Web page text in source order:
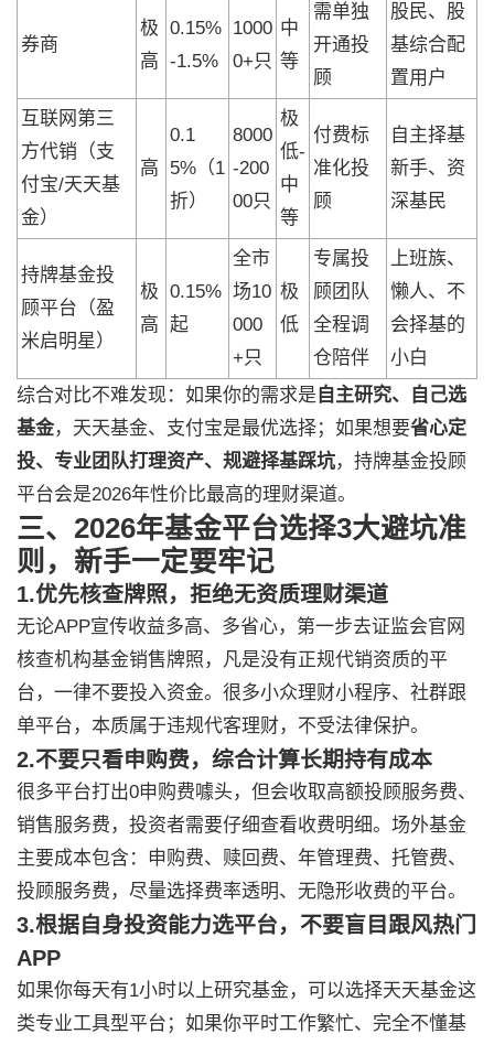
券商
极
高
0.15%
-1.5%
1000
0+只
中
等
需单独
开通投
顾
股民、股
基综合配
置用户
互联网第三
方代销（支
付宝/天天基
金）
高
0.1
5%（1
折）
8000
-200
00只
极
低-
中
等
付费标
准化投
顾
自主择基
新手、资
深基民
持牌基金投
顾平台（盈
米启明星）
极
高
0.15%
起
全市
场10
000
+只
极
低
专属投
顾团队
全程调
仓陪伴
上班族、
懒人、不
会择基的
小白
综合对比不难发现：如果你的需求是 自主研究、自己选
基金，天天基金、支付宝是最优选择；如果想要省心定
投、专业团队打理资产、规避择基踩坑，持牌基金投顾
平台会是2026年性价比最高的理财渠道。
三、2026年基金平台选择3大避坑准
则，新手一定要牢记
1.优先核查牌照，拒绝无资质理财渠道
无论APP宣传收益多高、多省心，第一步去证监会官网
核查机构基金销售牌照，凡是没有正规代销资质的平
台，一律不要投入资金。很多小众理财小程序、社群跟
单平台，本质属于违规代客理财，不受法律保护。
2.不要只看申购费，综合计算长期持有成本
很多平台打出0申购费噱头，但会收取高额投顾服务费、
销售服务费，投资者需要仔细查看收费明细。场外基金
主要成本包含：申购费、赎回费、年管理费、托管费、
投顾服务费，尽量选择费率透明、无隐形收费的平台。
3.根据自身投资能力选平台，不要盲目跟风热门
APP
如果你每天有1小时以上研究基金，可以选择天天基金这
类专业工具型平台；如果你平时工作繁忙、完全不懂基